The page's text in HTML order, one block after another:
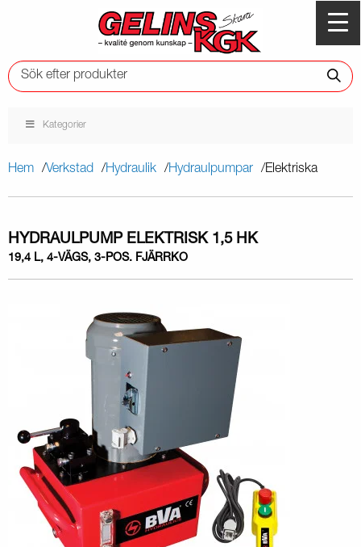
Kategorier
Hem Verkstad Hydraulik Hydraulpumpar Elektriska
HYDRAULPUMP ELEKTRISK 1,5 HK
19,4 L, 4-VÄGS, 3-POS. FJÄRRKO